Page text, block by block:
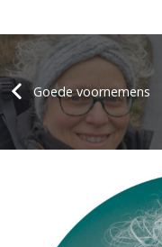
Goede voornemens